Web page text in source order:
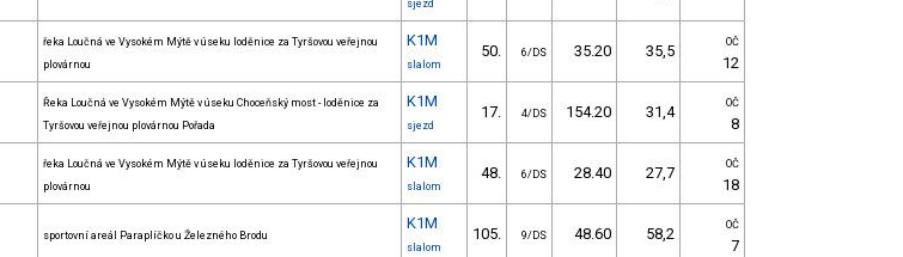
sjezd
řeka Loučná ve Vysokém Mýtě v úseku loděnice za Tyršovou veřejnou
plovárnou
K1M
slalom
50. 6/DS 35.20 35,5 OČ
12
Řeka Loučná ve Vysokém Mýtě v úseku Choceňský most - loděnice za
Tyršovou veřejnou plovárnou Pořada
K1M
sjezd
17. 4/DS 154.20 31,4 OČ
8
řeka Loučná ve Vysokém Mýtě v úseku loděnice za Tyršovou veřejnou
plovárnou
K1M
slalom
48. 6/DS 28.40 27,7 OČ
18
sportovní areál Paraplíčko u Železného Brodu
K1M
slalom
105. 9/DS 48.60 58,2 OČ
7